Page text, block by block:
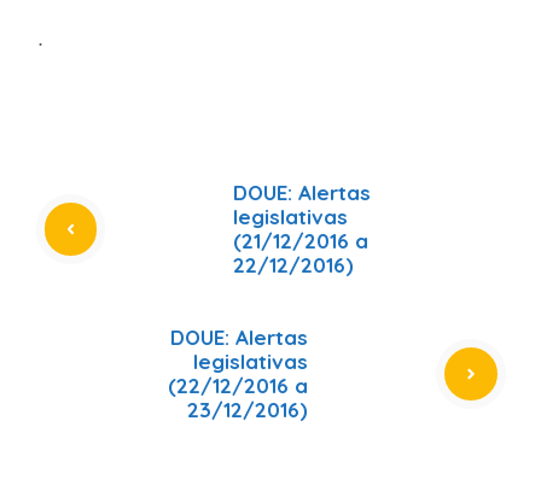
ᐧ
DOUE: Alertas
legislativas
(21/12/2016 a
22/12/2016)
DOUE: Alertas
legislativas
(22/12/2016 a
23/12/2016)